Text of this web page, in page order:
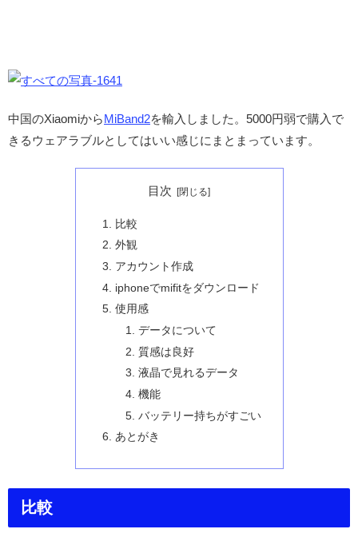
中国のXiaomiからMiBand2を輸入しました。5000円弱で購入で
きるウェアラブルとしてはいい感じにまとまっています。
目次
比較
外観
アカウント作成
iphoneでmifitをダウンロード
使用感
データについて
質感は良好
液晶で見れるデータ
機能
バッテリー持ちがすごい
あとがき
比較